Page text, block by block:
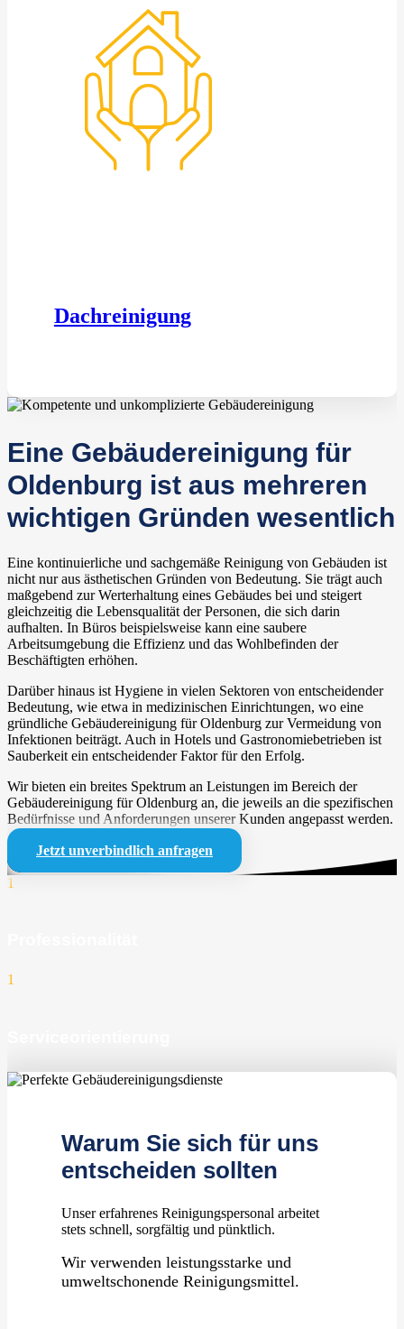
Dachreinigung
Eine Gebäudereinigung für
Oldenburg ist aus mehreren
wichtigen Gründen wesentlich
Eine kontinuierliche und sachgemäße Reinigung von Gebäuden ist
nicht nur aus ästhetischen Gründen von Bedeutung. Sie trägt auch
maßgebend zur Werterhaltung eines Gebäudes bei und steigert
gleichzeitig die Lebensqualität der Personen, die sich darin
aufhalten. In Büros beispielsweise kann eine saubere
Arbeitsumgebung die Effizienz und das Wohlbefinden der
Beschäftigten erhöhen.
Darüber hinaus ist Hygiene in vielen Sektoren von entscheidender
Bedeutung, wie etwa in medizinischen Einrichtungen, wo eine
gründliche Gebäudereinigung für Oldenburg zur Vermeidung von
Infektionen beiträgt. Auch in Hotels und Gastronomiebetrieben ist
Sauberkeit ein entscheidender Faktor für den Erfolg.
Wir bieten ein breites Spektrum an Leistungen im Bereich der
Gebäudereinigung für Oldenburg an, die jeweils an die spezifischen
Bedürfnisse und Anforderungen unserer Kunden angepasst werden.
Jetzt unverbindlich anfragen
1
1
1
zufriedene Kunden
Warum Sie sich für uns
entscheiden sollten
Unser erfahrenes Reinigungspersonal arbeitet
stets schnell, sorgfältig und pünktlich.
Wir verwenden leistungsstarke und
umweltschonende Reinigungsmittel.